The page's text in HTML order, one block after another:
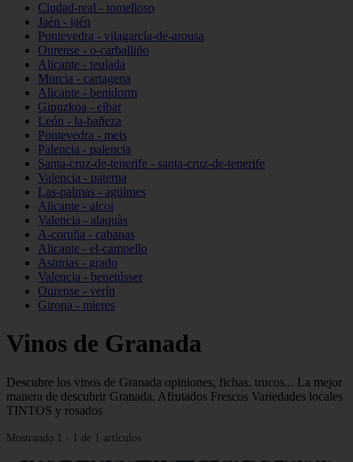
Ciudad-real - tomelloso
Jaén - jaén
Pontevedra - vilagarcía-de-arousa
Ourense - o-carballiño
Alicante - teulada
Murcia - cartagena
Alicante - benidorm
Gipuzkoa - eibar
León - la-bañeza
Pontevedra - meis
Palencia - palencia
Santa-cruz-de-tenerife - santa-cruz-de-tenerife
Valencia - paterna
Las-palmas - agüimes
Alicante - alcoi
Valencia - alaquàs
A-coruña - cabanas
Alicante - el-campello
Asturias - grado
Valencia - benetússer
Ourense - verín
Girona - mieres
Vinos de Granada
Descubre los vinos de Granada opiniones, fichas, trucos... La mejor
manera de descubrir Granada, Afrutados Frescos Variedades locales
TINTOS y rosados
Mostrando 1 - 1 de 1 artículos